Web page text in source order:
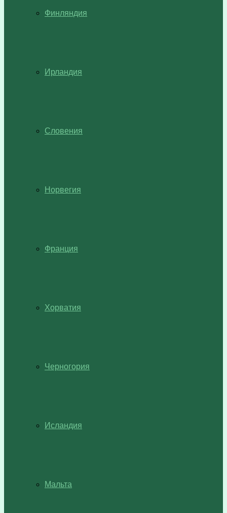
Финляндия
Ирландия
Словения
Норвегия
Франция
Хорватия
Черногория
Исландия
Мальта